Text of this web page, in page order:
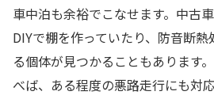
車中泊も余裕でこなせます。中古
DIYで棚を作っていたり、防音断
る個体が見つかることもあります
べば、ある程度の悪路走行にも対応